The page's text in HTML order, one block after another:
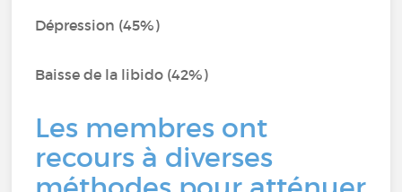
Dépression (45%)
Baisse de la libido (42%)
Les membres ont
recours à diverses